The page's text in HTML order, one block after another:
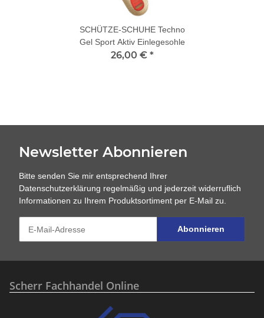
SCHÜTZE-SCHUHE Techno
Gel Sport Aktiv Einlegesohle
26,00 € *
Newsletter Abonnieren
Bitte senden Sie mir entsprechend Ihrer
Datenschutzerklärung regelmäßig und jederzeit widerruflich
Informationen zu Ihrem Produktsortiment per E-Mail zu.
Abonnieren
Scherr Fachhandel Online